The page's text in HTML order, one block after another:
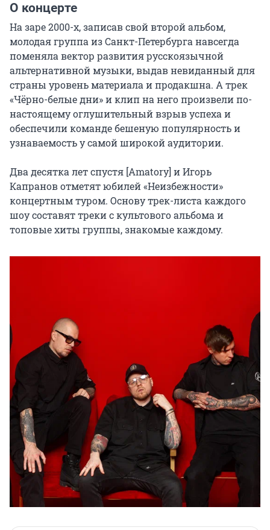
О концерте
На заре 2000-х, записав свой второй альбом,
молодая группа из Санкт-Петербурга навсегда
поменяла вектор развития русскоязычной
альтернативной музыки, выдав невиданный для
страны уровень материала и продакшна. А трек
«Чёрно-белые дни» и клип на него произвели по-
настоящему оглушительный взрыв успеха и
обеспечили команде бешеную популярность и
узнаваемость у самой широкой аудитории.
Два десятка лет спустя [Amatory] и Игорь
Капранов отметят юбилей «Неизбежности»
концертным туром. Основу трек-листа каждого
шоу составят треки с культового альбома и
топовые хиты группы, знакомые каждому.